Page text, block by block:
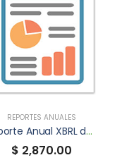
REPORTES ANUALES
Reporte Anual XBRL de MRPCK
$ 2,870.00